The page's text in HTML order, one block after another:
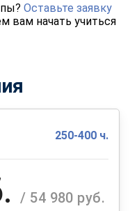
Оставьте заявку
вам начать учиться
250-400 ч.
/ 54 980 руб.